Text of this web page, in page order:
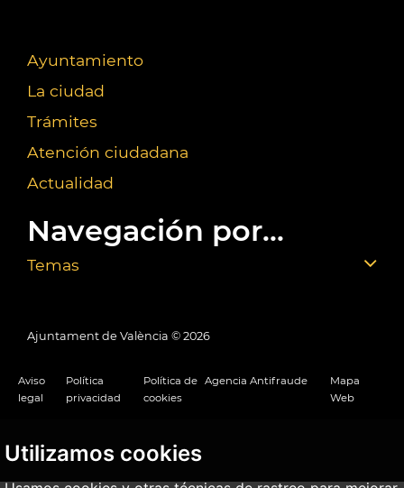
Utilizamos cookies
Ayuntamiento
La ciudad
Trámites
Atención ciudadana
Actualidad
Navegación por...
Temas
Ajuntament de València © 2026
Aviso
legal
Política
privacidad
Política de
cookies
Agencia Antifraude
Mapa
Web